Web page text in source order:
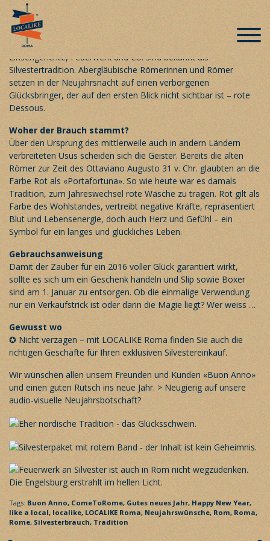
Silvesterbrauch like a Roman
Veröffentlicht am 29. Dezember 2015
Der Römer sieht rot
Linsengerichte, Feuerwerk und Co. sind bekannt als
Silvestertradition. Abergläubische Römerinnen und Römer
setzen in der Neujahrsnacht auf einen verborgenen
Glücksbringer, der auf den ersten Blick nicht sichtbar ist – rote
Dessous.
Woher der Brauch stammt?
Über den Ursprung des mittlerweile auch in andern Ländern
verbreiteten Usus scheiden sich die Geister. Bereits die alten
Römer zur Zeit des Ottaviano Augusto 31 v. Chr. glaubten an die
Farbe Rot als «Portafortuna». So wie heute war es damals
Tradition, zum Jahreswechsel rote Wäsche zu tragen. Rot gilt als
Farbe des Wohlstandes, vertreibt negative Kräfte, repräsentiert
Blut und Lebensenergie, doch auch Herz und Gefühl – ein
Symbol für ein langes und glückliches Leben.
Gebrauchsanweisung
Damit der Zauber für ein 2016 voller Glück garantiert wirkt,
sollte es sich um ein Geschenk handeln und Slip sowie Boxer
sind am 1. Januar zu entsorgen. Ob die einmalige Verwendung
nur ein Verkaufstrick ist oder darin die Magie liegt? Wer weiss …
Gewusst wo
✪ Nicht verzagen – mitLOCALIKE Roma finden Sie auch die
richtigen Geschäfte für Ihren exklusiven Silvestereinkauf.
Wir wünschen allen unsern Freunden und Kunden «Buon Anno»
und einen guten Rutsch ins neue Jahr. > Neugierig auf unsere
audio-visuelle Neujahrsbotschaft?
Tags: Buon Anno,ComeToRome, Gutes neues Jahr, Happy New Year,
like a local, localike, LOCALIKE Roma, Neujahrswünsche, Rom, Roma,
Rome, Silvesterbrauch, Tradition